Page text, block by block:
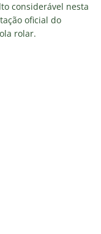
considerável nesta
oficial do
rolar.